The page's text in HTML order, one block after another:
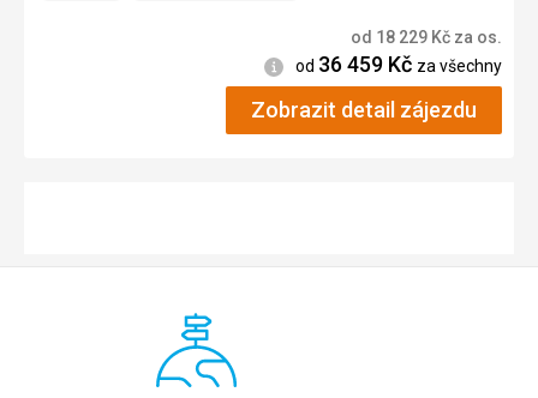
od 18 229 Kč za os.
Informace
od 36 459 Kč za všechny
Zobrazit detail zájezdu